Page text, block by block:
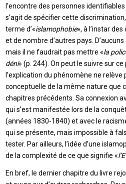
l’encontre des personnes
s’agit de spécifier cette
terme d’«islamophobie», à l’instar
et de nombre d’autres pays.
mais il ne faudrait pas mettre «la
déni» (p. 244). On peut le suivre sur
l’explication du phénomène ne relève
conceptuelle de la même nature que
chapitres précédents. Sa connexion
qui s’est manifestée lors de la
(années 1830-1840) et avec le
qui se présente, mais impossible à
tester. Par ailleurs, l’idée d’une
de la complexité de ce que signifie «
En bref, le dernier chapitre du livre